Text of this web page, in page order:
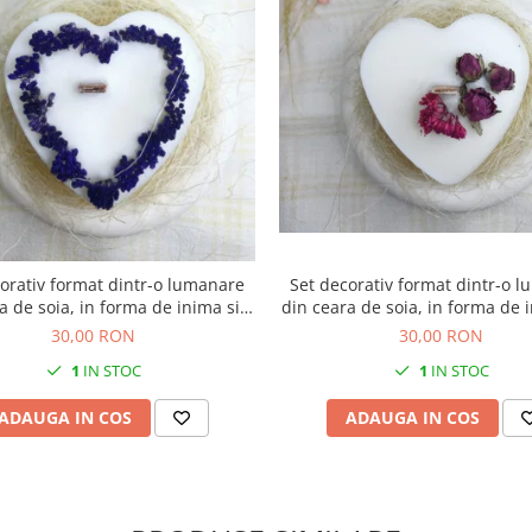
format dintr-o lumanare
de soia, in forma de inima si o
rotunda din ceramica.
30,00 RON
1 IN STOC
IN COS
Set decorativ format dintr-o
din ceara de soia, in forma de
farfurie rotunda din
30,00 RON
1 IN STOC
ADAUGA IN COS